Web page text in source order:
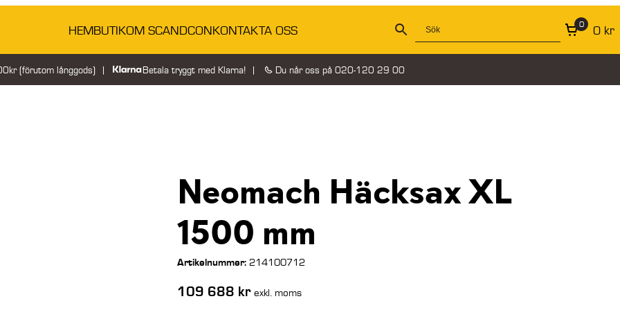
HEMBUTIKOM SCANDCONKONTAKTA OSS 0 0 kr
(förutom långgods) Betala tryggt med Klarna! Du når oss på 020-120 29 00
Neomach Häcksax XL
1500 mm
Artikelnummer: 214100712
109 688 kr exkl. moms